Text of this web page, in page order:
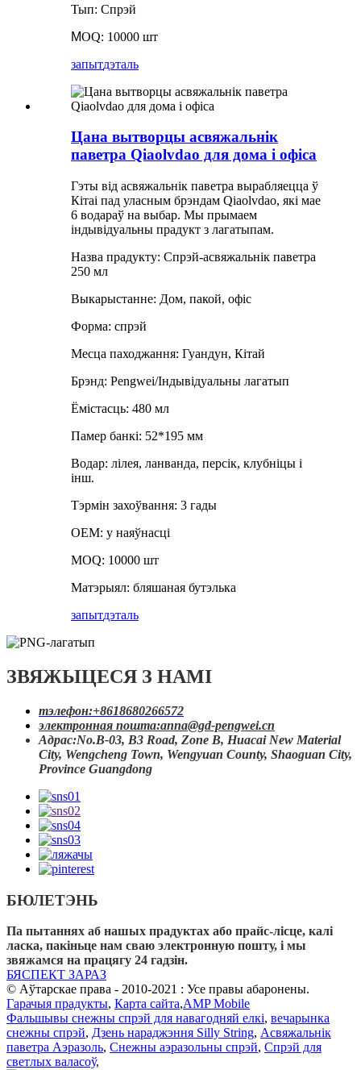
Тып: Спрэй
MOQ: 10000 шт
запытдэталь
Цана вытворцы асвяжальнік
паветра Qiaolvdao для дома і офіса
Гэты від асвяжальнік паветра вырабляецца ў
Кітаі пад уласным брэндам Qiaolvdao, які мае
6 водараў на выбар. Мы прымаем
індывідуальны прадукт з лагатыпам.
Назва прадукту: Спрэй-асвяжальнік паветра
250 мл
Выкарыстанне: Дом, пакой, офіс
Форма: спрэй
Месца паходжання: Гуандун, Кітай
Брэнд: Pengwei/Індывідуальны лагатып
Ёмістасць: 480 мл
Памер банкі: 52*195 мм
Водар: лілея, ланванда, персік, клубніцы і
інш.
Тэрмін захоўвання: 3 гады
OEM: у наяўнасці
MOQ: 10000 шт
Матэрыял: бляшаная бутэлька
запытдэталь
ЗВЯЖЫЦЕСЯ З НАМІ
тэлефон:+8618680266572
электронная пошта:anna@gd-pengwei.cn
Адрас:No.B-03, B3 Road, Zone B, Huacai New Material
City, Wengcheng Town, Wengyuan County, Shaoguan City,
Province Guangdong
БЮЛЕТЭНЬ
Па пытаннях аб нашых прадуктах або прайс-лісце, калі
ласка, пакіньце нам сваю электронную пошту, і мы
звяжамся на працягу 24 гадзін.
БЯСПЕКТ ЗАРАЗ
© Аўтарскае права - 2010-2021 : Усе правы абаронены.
Гарачыя прадукты, Карта сайта,AMP Mobile
Фальшывы снежны спрэй для навагодняй елкі, вечарынка
снежны спрэй, Дзень нараджэння Silly String, Асвяжальнік
паветра Аэразоль, Снежны аэразольны спрэй, Спрэй для
светлых валасоў,